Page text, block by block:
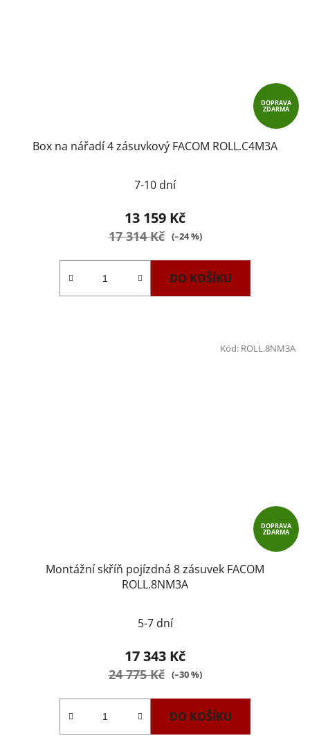
DOPRAVA
ZDARMA
Box na nářadí 4 zásuvkový FACOM ROLL.C4M3A
7-10 dní
13 159 Kč
17 314 Kč (–24 %)
DO KOŠÍKU
DOPRAVA
ZDARMA
Montážní skříň pojízdná 8 zásuvek FACOM
ROLL.8NM3A
5-7 dní
17 343 Kč
24 775 Kč (–30 %)
DO KOŠÍKU
Kód: ROLL.8NM3A